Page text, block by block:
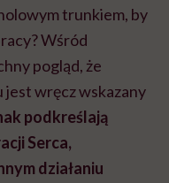
trunkiem, by
Wśród
pogląd, że
jest wręcz wskazany
podkreślają
Serca,
działaniu